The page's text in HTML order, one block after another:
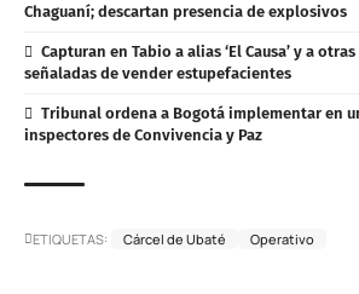
Chaguaní; descartan presencia de explosivos
Capturan en Tabio a alias ‘El Causa’ y a
señaladas de vender estupefacientes
Tribunal ordena a Bogotá implementar en
inspectores de Convivencia y Paz
ETIQUETAS: Cárcel de Ubaté Operativo